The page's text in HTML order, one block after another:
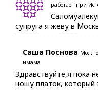
работает при
супруга я жеву в
Саша Поснова
имама
Здравствуйте,я пока
ношу платок,